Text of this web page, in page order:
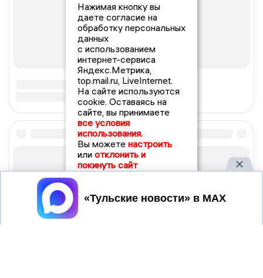
Нажимая кнопку вы
даете согласие на
обработку персональных
данных
с использованием
интернет-сервиса
Яндекс.Метрика,
top.mail.ru, LiveInternet.
На сайте используются
cookie. Оставаясь на
сайте, вы принимаете
все условия
использования.
Вы можете настроить
или отклонить и
покинуть сайт
Принять